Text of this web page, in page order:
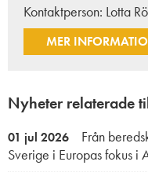
Kontaktperson: Lotta
MER
Nyheter relaterade
01 jul 2026
Från
Sverige i Europas fokus i